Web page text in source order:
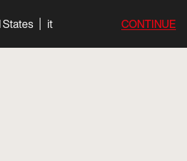
it CONTINUE